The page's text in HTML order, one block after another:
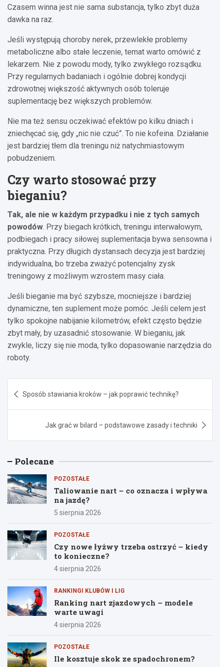
Czasem winna jest nie sama substancja, tylko zbyt duża
dawka na raz.
Jeśli występują choroby nerek, przewlekłe problemy
metaboliczne albo stałe leczenie, temat warto omówić z
lekarzem. Nie z powodu mody, tylko zwykłego rozsądku.
Przy regularnych badaniach i ogólnie dobrej kondycji
zdrowotnej większość aktywnych osób toleruje
suplementację bez większych problemów.
Nie ma też sensu oczekiwać efektów po kilku dniach i
zniechęcać się, gdy „nic nie czuć”. To nie kofeina. Działanie
jest bardziej tłem dla treningu niż natychmiastowym
pobudzeniem.
Czy warto stosować przy
bieganiu?
Tak, ale nie w każdym przypadku i nie z tych samych
powodów. Przy biegach krótkich, treningu interwałowym,
podbiegach i pracy siłowej suplementacja bywa sensowna i
praktyczna. Przy długich dystansach decyzja jest bardziej
indywidualna, bo trzeba zważyć potencjalny zysk
treningowy z możliwym wzrostem masy ciała.
Jeśli bieganie ma być szybsze, mocniejsze i bardziej
dynamiczne, ten suplement może pomóc. Jeśli celem jest
tylko spokojne nabijanie kilometrów, efekt często będzie
zbyt mały, by uzasadnić stosowanie. W bieganiu, jak
zwykle, liczy się nie moda, tylko dopasowanie narzędzia do
roboty.
wpisu
Sposób stawiania kroków – jak poprawić technikę?
Jak grać w bilard – podstawowe zasady i techniki
Polecane
POZOSTAŁE
Taliowanie nart – co oznacza i wpływa
na jazdę?
5 sierpnia 2026
POZOSTAŁE
Czy nowe łyżwy trzeba ostrzyć – kiedy
to konieczne?
4 sierpnia 2026
RANKINGI KLUBÓW I LIG
Ranking nart zjazdowych – modele
warte uwagi
4 sierpnia 2026
POZOSTAŁE
Ile kosztuje skok ze spadochronem?